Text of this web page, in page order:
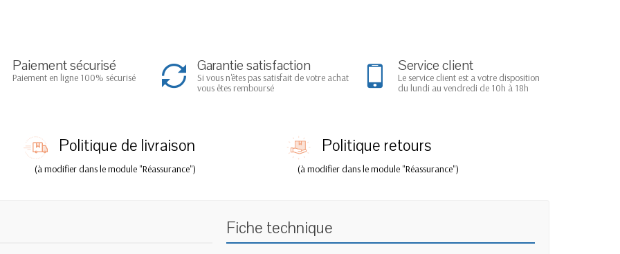
Paiement sécurisé
Paiement en ligne 100% sécurisé
Garantie satisfaction
Si vous n'êtes pas satisfait de votre achat
vous êtes remboursé
Service client
Le service client est a votre disposition
du lundi au vendredi de 10h à 18h
Politique de livraison
(à modifier dans le module "Réassurance")
Politique retours
(à modifier dans le module "Réassurance")
Fiche technique